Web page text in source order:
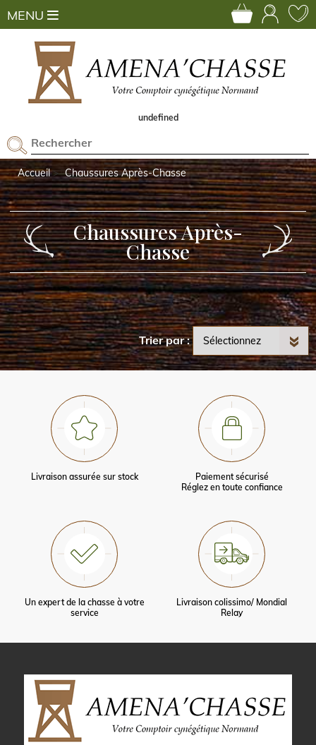
undefined
MENU
Accueil Chaussures Après-Chasse
Chaussures Après-
Chasse
Trier par
Livraison assurée sur stock
Paiement sécurisé
Réglez en toute confiance
Un expert de la chasse à votre
service
Livraison colissimo/ Mondial
Relay